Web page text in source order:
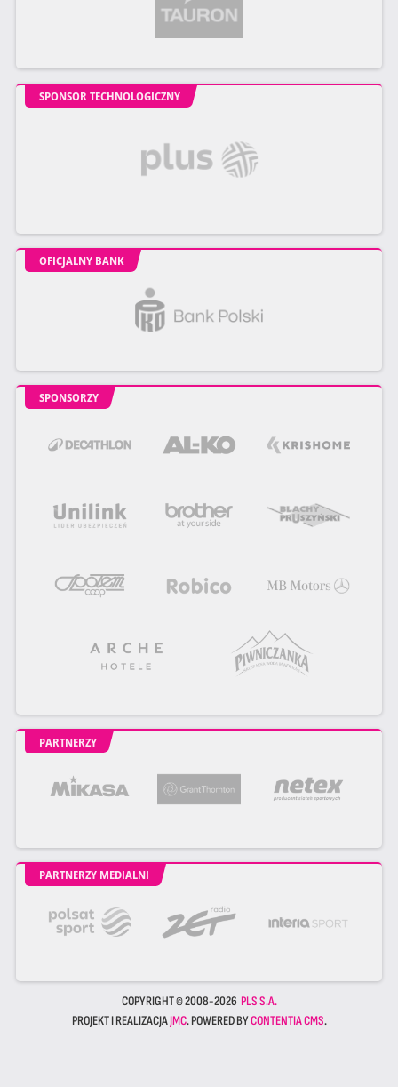
SPONSOR TECHNOLOGICZNY
OFICJALNY BANK
SPONSORZY
PARTNERZY
PARTNERZY MEDIALNI
COPYRIGHT © 2008-2026 PLS S.A.
PROJEKT I REALIZACJAJMC. POWERED BYCONTENTIA CMS.